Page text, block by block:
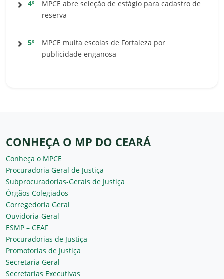
4º
MPCE abre seleção de estágio para cadastro de
reserva
5º
MPCE multa escolas de Fortaleza por
publicidade enganosa
CONHEÇA O MP DO CEARÁ
Conheça o MPCE
Procuradoria Geral de Justiça
Subprocuradorias-Gerais de Justiça
Órgãos Colegiados
Corregedoria Geral
Ouvidoria-Geral
ESMP – CEAF
Procuradorias de Justiça
Promotorias de Justiça
Secretaria Geral
Secretarias Executivas